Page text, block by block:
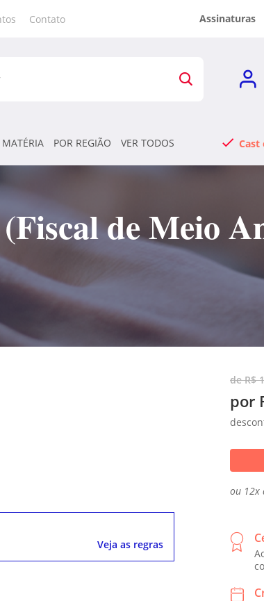
Contato Assinaturas
MATÉRIA POR REGIÃO VER TODOS Cast
de Meio
Veja as regras
de R$
por
ou 12x